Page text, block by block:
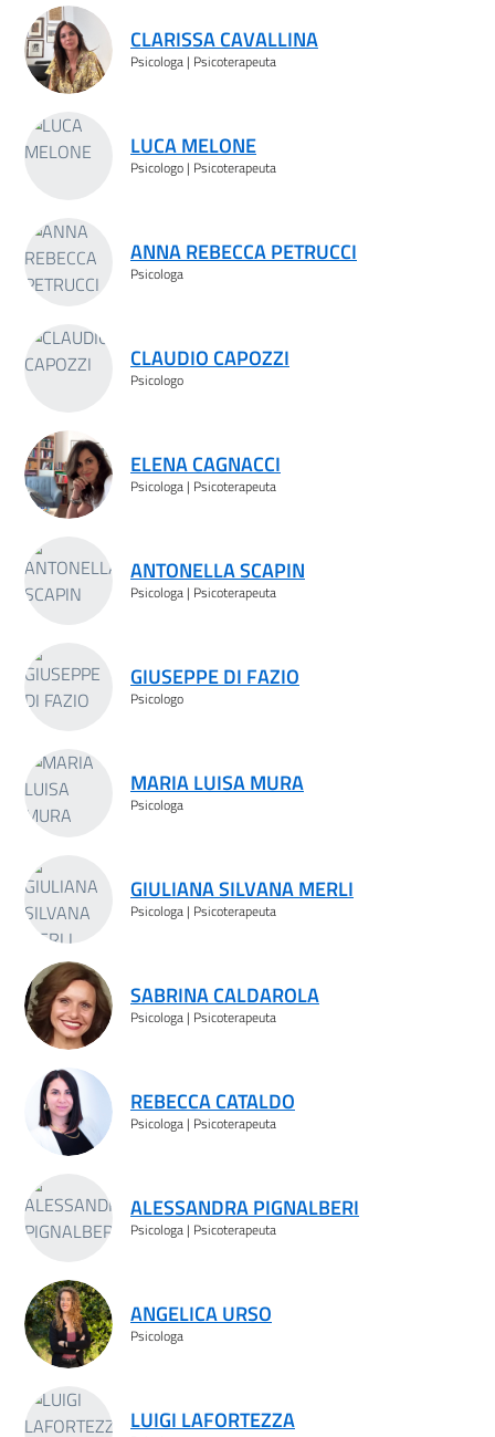
CLARISSA CAVALLINA
Psicologa | Psicoterapeuta
LUCA MELONE
Psicologo | Psicoterapeuta
ANNA REBECCA PETRUCCI
Psicologa
CLAUDIO CAPOZZI
Psicologo
ELENA CAGNACCI
Psicologa | Psicoterapeuta
ANTONELLA SCAPIN
Psicologa | Psicoterapeuta
GIUSEPPE DI FAZIO
Psicologo
MARIA LUISA MURA
Psicologa
GIULIANA SILVANA MERLI
Psicologa | Psicoterapeuta
SABRINA CALDAROLA
Psicologa | Psicoterapeuta
REBECCA CATALDO
Psicologa | Psicoterapeuta
ALESSANDRA PIGNALBERI
Psicologa | Psicoterapeuta
ANGELICA URSO
Psicologa
LUIGI LAFORTEZZA